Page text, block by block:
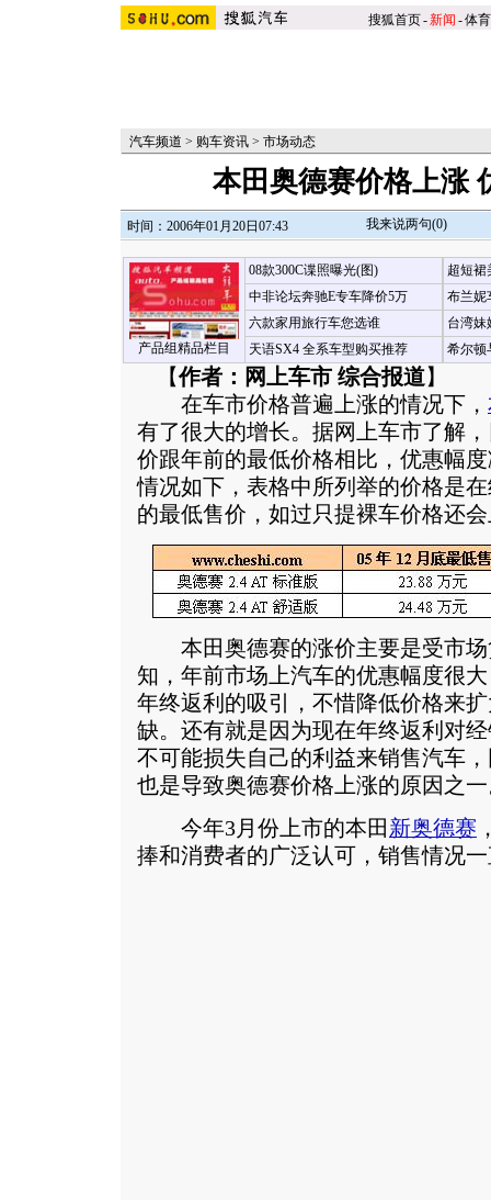
搜狐首页-新闻 -体育
汽车频道 > 购车资讯 > 市场动态
本田奥德赛价格上涨
时间：2006年01月20日07:43 我来说两句(0)
产品组精品栏目
08款300C谍照曝光(图)
中非论坛奔驰E专车降价5万
六款家用旅行车您选谁
天语SX4 全系车型购买推荐
超短裙
布兰妮
台湾妹
希尔顿
【作者：网上车市 综合报道】
在车市价格普遍上涨的情况下，
有了很大的增长。据网上车市了解
价跟年前的最低价格相比，优惠幅
情况如下，表格中所列举的价格是
的最低售价，如过只提裸车价格还
本田奥德赛的涨价主要是受市场
知，年前市场上汽车的优惠幅度很
年终返利的吸引，不惜降低价格来
缺。还有就是因为现在年终返利对
不可能损失自己的利益来销售汽车
也是导致奥德赛价格上涨的原因之
今年3月份上市的本田 新奥德赛
捧和消费者的广泛认可，销售情况